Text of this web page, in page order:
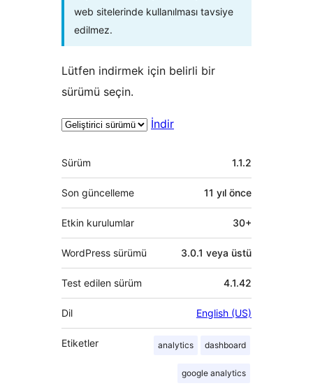
web sitelerinde kullanılması tavsiye
edilmez.
Lütfen indirmek için belirli bir
sürümü seçin.
İndir
Meta
Sürüm 1.1.2
Son güncelleme 11 yıl önce
Etkin kurulumlar 30+
WordPress sürümü 3.0.1 veya üstü
Test edilen sürüm 4.1.42
Dil English (US)
Etiketler analytics dashboard
google analytics